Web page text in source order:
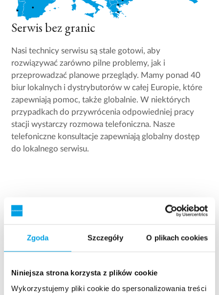
Zgoda Szczegóły O plikach cookies
Niniejsza strona korzysta z plików cookie
Wykorzystujemy pliki cookie do spersonalizowania treści
Serwis bez granic
Nasi technicy serwisu są stale gotowi, aby
rozwiązywać zarówno pilne problemy, jak i
przeprowadzać planowe przeglądy. Mamy ponad 40
biur lokalnych i dystrybutorów w całej Europie, które
zapewniają pomoc, także globalnie. W niektórych
przypadkach do przywrócenia odpowiedniej pracy
stacji wystarczy rozmowa telefoniczna. Nasze
telefoniczne konsultacje zapewniają globalny dostęp
do lokalnego serwisu.
Stacja jako asystent serwisowy
powiadamiania o konieczności przeglądu
serwisowego. Zapewnia to niezawodną pracę i stały